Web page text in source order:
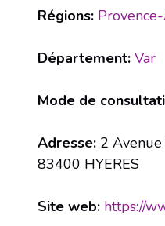
Régions:
Département: Var
Mode de
Adresse: 2 Avenue
83400 HYERES
Site web: https://